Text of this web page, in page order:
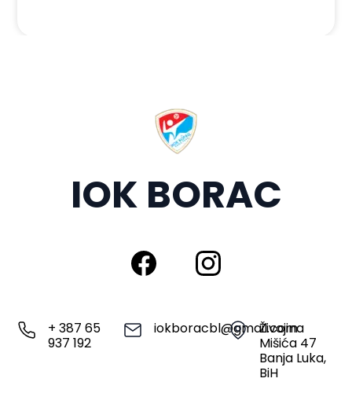
IOK BORAC
+ 387 65
937 192
iokboracbl@gmail.com
Živojina
Mišića 47
Banja Luka,
BiH